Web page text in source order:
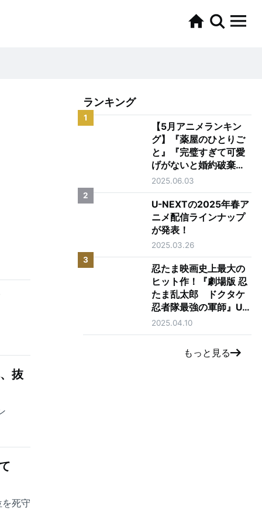
抜
死守
ランキング
1
【5月アニメランキン
グ】『薬屋のひとりご
と』『完璧すぎて可愛
げがないと婚約破棄さ
れた聖女は隣国に売ら
れる』がTOP2
2025.06.03
2
U-NEXTの2025年春ア
ニメ配信ラインナップ
が発表！
2025.03.26
3
忍たま映画史上最大の
ヒット作！『劇場版 忍
たま乱太郎 ドクタケ
忍者隊最強の軍師』U-
NEXTで独占先行レン
タル配信開始！
2025.04.10
もっと見る